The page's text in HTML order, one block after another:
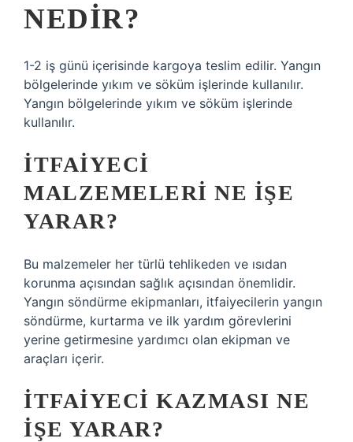
NEDIR?
1-2 iş günü içerisinde kargoya teslim edilir. Yangın
bölgelerinde yıkım ve söküm işlerinde kullanılır.
Yangın bölgelerinde yıkım ve söküm işlerinde
kullanılır.
İTFAIYECI
MALZEMELERI NE IŞE
YARAR?
Bu malzemeler her türlü tehlikeden ve ısıdan
korunma açısından sağlık açısından önemlidir.
Yangın söndürme ekipmanları, itfaiyecilerin yangın
söndürme, kurtarma ve ilk yardım görevlerini
yerine getirmesine yardımcı olan ekipman ve
araçları içerir.
İTFAIYECI KAZMASI NE
IŞE YARAR?